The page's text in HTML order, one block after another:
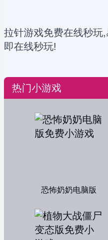
拉针游戏免费在线秒玩
即在线秒玩!
热门小游戏
恐怖奶奶电脑版